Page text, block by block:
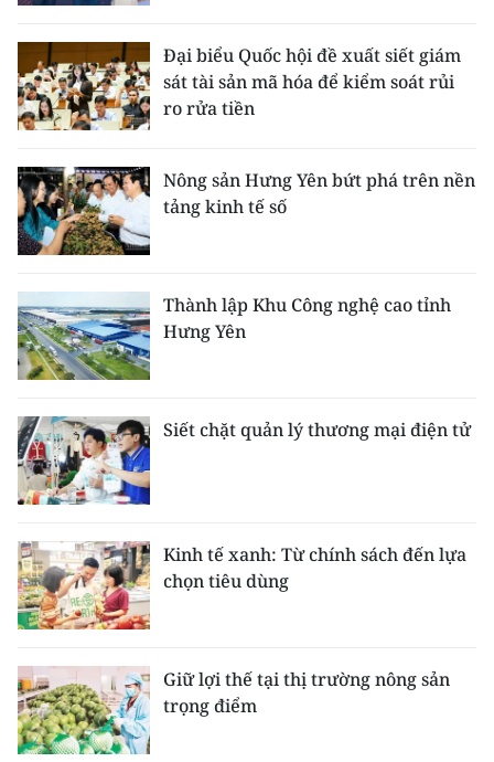
Đại biểu Quốc hội đề xuất siết giám
sát tài sản mã hóa để kiểm soát rủi
ro rửa tiền
Nông sản Hưng Yên bứt phá trên nền
tảng kinh tế số
Thành lập Khu Công nghệ cao tỉnh
Hưng Yên
Siết chặt quản lý thương mại điện tử
Kinh tế xanh: Từ chính sách đến lựa
chọn tiêu dùng
Giữ lợi thế tại thị trường nông sản
trọng điểm